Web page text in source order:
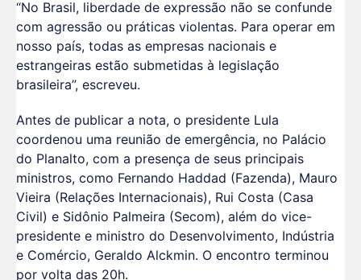
“No Brasil, liberdade de expressão não se confunde
com agressão ou práticas violentas. Para operar em
nosso país, todas as empresas nacionais e
estrangeiras estão submetidas à legislação
brasileira”, escreveu.
Antes de publicar a nota, o presidente Lula
coordenou uma reunião de emergência, no Palácio
do Planalto, com a presença de seus principais
ministros, como Fernando Haddad (Fazenda), Mauro
Vieira (Relações Internacionais), Rui Costa (Casa
Civil) e Sidônio Palmeira (Secom), além do vice-
presidente e ministro do Desenvolvimento, Indústria
e Comércio, Geraldo Alckmin. O encontro terminou
por volta das 20h.